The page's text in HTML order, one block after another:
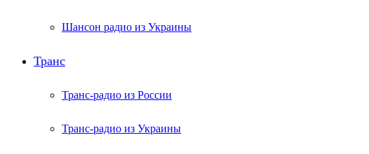
Шансон радио из Украины
Транс
Транс-радио из России
Транс-радио из Украины